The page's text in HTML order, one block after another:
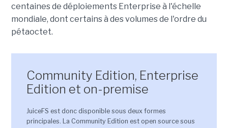
centaines de déploiements Enterprise à l'échelle
mondiale, dont certains à des volumes de l'ordre du
pétaoctet.
Community Edition, Enterprise
Edition et on-premise
JuiceFS est donc disponible sous deux formes
principales. La Community Edition est open source sous